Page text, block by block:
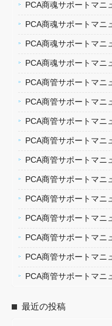
PCA商魂サポートマニ
PCA商魂サポートマニ
PCA商魂サポートマニ
PCA商魂サポートマニ
PCA商管サポートマニ
PCA商管サポートマニ
PCA商管サポートマニ
PCA商管サポートマニ
PCA商管サポートマニ
PCA商管サポートマニ
PCA商管サポートマニ
PCA商管サポートマニ
PCA商管サポートマニ
PCA商管サポートマニ
PCA商管サポートマニ
最近の投稿